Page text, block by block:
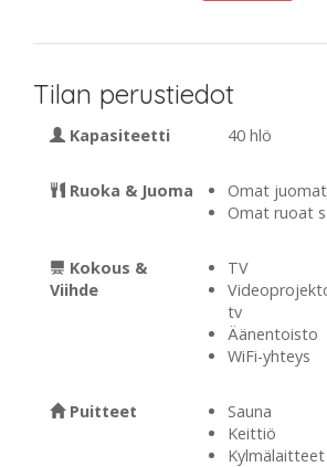
Tilan perustiedot
Kapasiteetti 40 hlö
Ruoka & Juoma
Omat
Omat ruoat
Kokous &
Viihde
TV
tv
Äänentoisto
WiFi-yhteys
Puitteet
Sauna
Keittiö
Kylmälaitteet